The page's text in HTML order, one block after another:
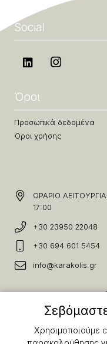
Social
Όροι
Προσωπικά δεδομένα
Όροι χρήσης
ΩΡΑΡΙΟ
17:00
+30 23950 22048
+30 694 601 5454
info@karakolis.gr
Χρησιμοποιούμε